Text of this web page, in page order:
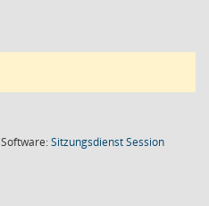
Software:SitzungsdienstSession(Wird in